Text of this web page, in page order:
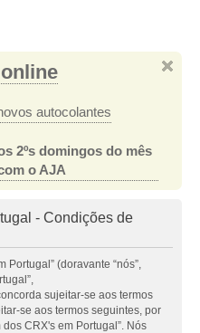
autocolantes
2ºs domingos do mês
o AJA
- Condições de
Portugal” (doravante “nós”,
sujeitar-se aos termos
se aos termos seguintes, por
CRX's em Portugal”. Nós